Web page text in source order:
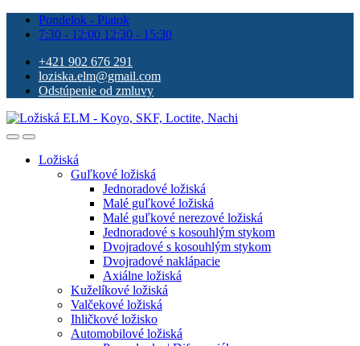
Pondelok - Piatok
7:30 - 12:00 12:30 - 15:30
+421 902 676 291
loziska.elm@gmail.com
Odstúpenie od zmluvy
Ložiská
Guľkové ložiská
Jednoradové ložiská
Malé guľkové ložiská
Malé guľkové nerezové ložiská
Jednoradové s kosouhlým stykom
Dvojradové s kosouhlým stykom
Dvojradové naklápacie
Axiálne ložiská
Kuželíkové ložiská
Valčekové ložiská
Ihličkové ložisko
Automobilové ložiská